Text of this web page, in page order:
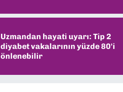
Uzmandan hayati uyarı: Tip 2
diyabet vakalarının yüzde 80'i
önlenebilir